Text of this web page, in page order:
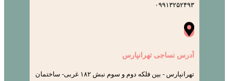
۰۹۹۱۳۲۵۲۴۹۳
آدرس نساجی تهرانپارس
تهرانپارس - بین فلکه دوم و سوم نبش ۱۸۲ غربی- ساختمان